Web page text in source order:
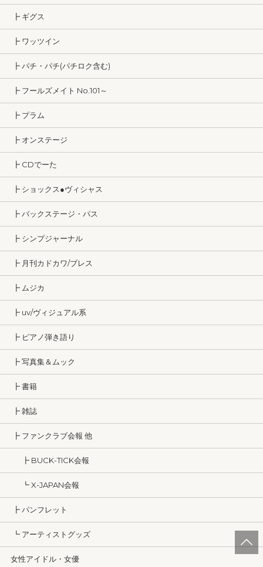
┣ ギグス
┣ ワッツイン
┣ パチ・パチ(パチロク含む)
┣ フールズメイト No.101～
┣ プラム
┣ オンステージ
┣ CDでーた
┣ ショックス●ヴィシャス
┣ バックステージ・パス
┣ シンプジャーナル
┣ 月刊カドカワ/ブレス
┣ ムジカ
┣ uv/ヴィジュアル系
┣ ピアノ弾き語り
┣ 写真集＆ムック
┣ 書籍
┣ 雑誌
┣ ファンクラブ会報 他
┣ BUCK-TICK会報
┗ X-JAPAN会報
┣ パンフレット
┗ アーティストグッズ
女性アイドル・女優